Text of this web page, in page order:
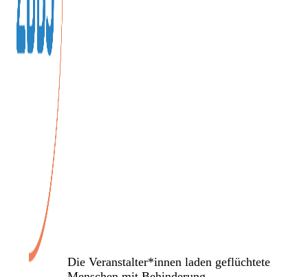
Die Veranstalter*innen laden geflüchtete